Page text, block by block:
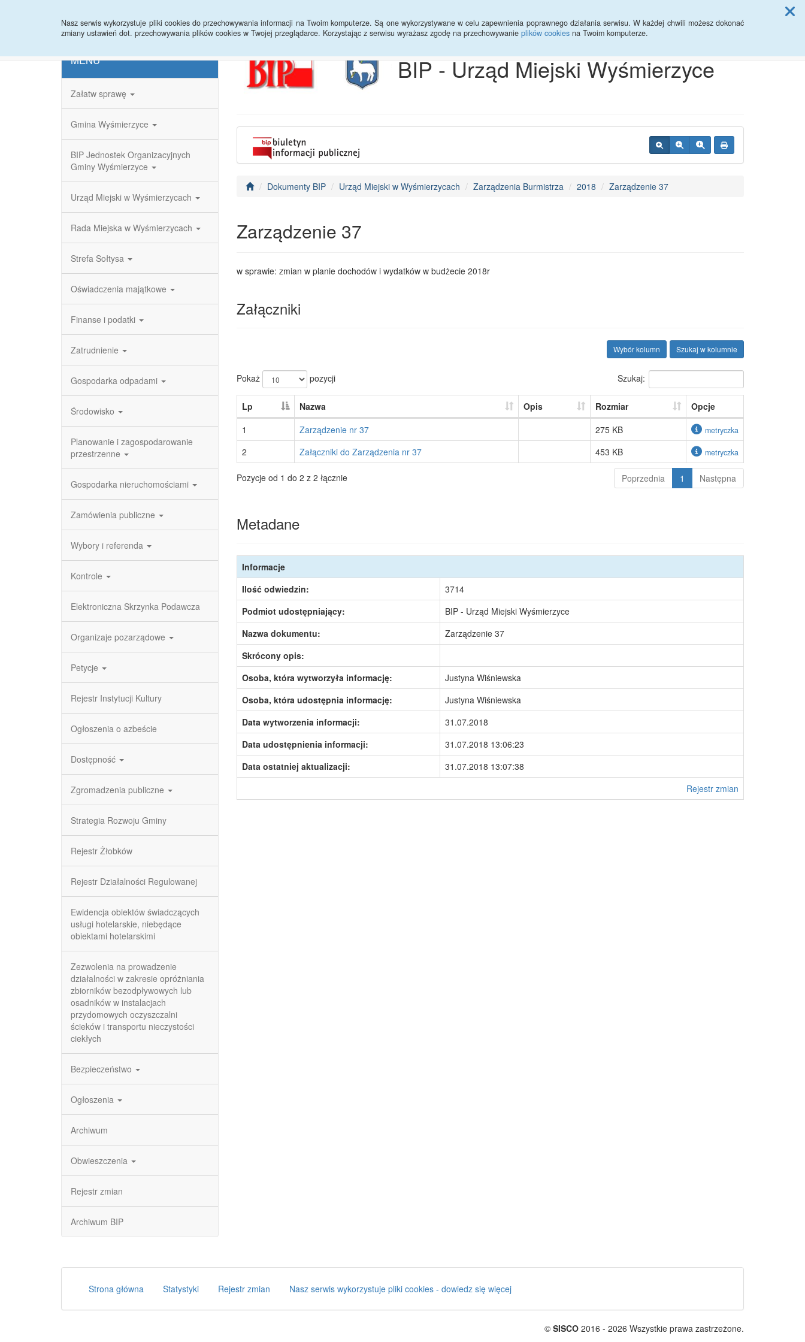
Nasz serwis wykorzystuje pliki cookies do przechowywania informacji na Twoim komputerze. Są one wykorzystywane w celu zapewnienia poprawnego działania serwisu. W każdej chwili możesz dokonać
zmiany ustawień dot. przechowywania plików cookies w Twojej przeglądarce. Korzystając z serwisu wyrażasz zgodę na przechowywanie plików cookies na Twoim komputerze.
Przycisk wyszukaj duży
MENU
Załatw sprawę
Gmina Wyśmierzyce
BIP Jednostek Organizacyjnych
Gminy Wyśmierzyce
Urząd Miejski w Wyśmierzycach
Rada Miejska w Wyśmierzycach
Strefa Sołtysa
Oświadczenia majątkowe
Finanse i podatki
Zatrudnienie
Gospodarka odpadami
Środowisko
Planowanie i zagospodarowanie
przestrzenne
Gospodarka nieruchomościami
Zamówienia publiczne
Wybory i referenda
Kontrole
Elektroniczna Skrzynka Podawcza
Organizaje pozarządowe
Petycje
Rejestr Instytucji Kultury
Ogłoszenia o azbeście
Dostępność
Zgromadzenia publiczne
Strategia Rozwoju Gminy
Rejestr Żłobków
Rejestr Działalności Regulowanej
Ewidencja obiektów świadczących
usługi hotelarskie, niebędące
obiektami hotelarskimi
Zezwolenia na prowadzenie
działalności w zakresie opróżniania
zbiorników bezodpływowych lub
osadników w instalacjach
przydomowych oczyszczalni
ścieków i transportu nieczystości
ciekłych
Bezpieczeństwo
Ogłoszenia
Archiwum
Obwieszczenia
Rejestr zmian
Archiwum BIP
BIP - Urząd Miejski Wyśmierzyce
Dokumenty BIP Urząd Miejski w Wyśmierzycach Zarządzenia Burmistrza 2018 Zarządzenie 37
Zarządzenie 37
w sprawie: zmian w planie dochodów i wydatków w budżecie 2018r
Załączniki
Szukaj w kolumnie
Wybór kolumn
Pokaż pozycji Szukaj:
Lp Nazwa Opis Rozmiar
Opcje
1
Zarządzenie nr 37 275 KB metryczka
2 Załączniki do Zarządzenia nr 37 453 KB metryczka
Pozycje od 1 do 2 z 2 łącznie Poprzednia 1 Następna
Metadane
Informacje
Ilość odwiedzin:
3714
Podmiot udostępniający:
BIP - Urząd Miejski Wyśmierzyce
Nazwa dokumentu:
Zarządzenie 37
Skrócony opis:
Osoba, która wytworzyła informację:
Justyna Wiśniewska
Osoba, która udostępnia informację:
Justyna Wiśniewska
Data wytworzenia informacji:
31.07.2018
Data udostępnienia informacji:
31.07.2018 13:06:23
Data ostatniej aktualizacji:
31.07.2018 13:07:38
Rejestr zmian
Strona główna Statystyki Rejestr zmian Nasz serwis wykorzystuje pliki cookies - dowiedz się więcej
© SISCO 2016 - 2026 Wszystkie prawa zastrzeżone.